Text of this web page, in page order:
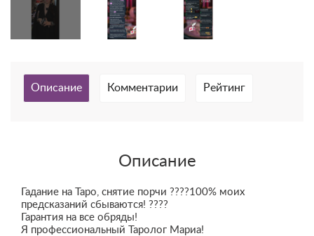
Описание Комментарии Рейтинг
Описание
Гадание на Таро, снятие порчи ????100% моих
предсказаний сбываются! ????
Гарантия на все обряды!
Я профессиональный Таролог Мариа!